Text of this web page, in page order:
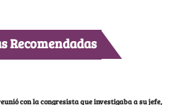
Recomendadas
con la congresista que investigaba a su jefe,